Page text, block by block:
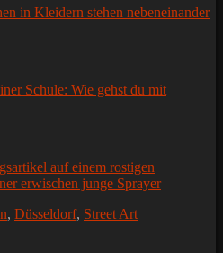
, Düsseldorf, Street Art